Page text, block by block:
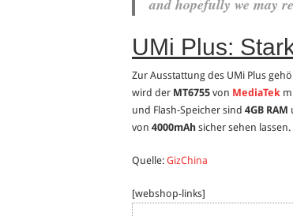
and hopefully we may
UMi Plus:
Zur Ausstattung des UMi Plus
wird der MT6755 von MediaTek
und Flash-Speicher sind 4GB RAM
von 4000mAh sicher sehen
Quelle: GizChina
[webshop-links]